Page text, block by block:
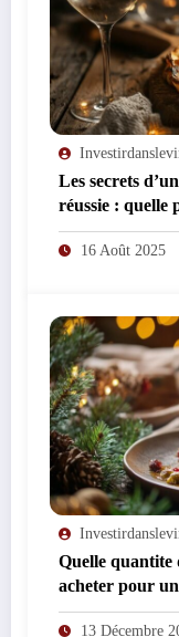
Les secrets
réussie : quelle
gourmande ?
16 Août 2025
Quelle quantite
acheter pour
13 Décembre